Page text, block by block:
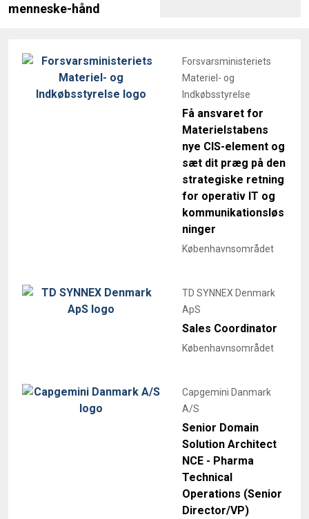
menneske-hånd
Forsvarsministeriets
Materiel- og
Indkøbsstyrelse
Få ansvaret for
Materielstabens
nye CIS-element og
sæt dit præg på den
strategiske retning
for operativ IT og
kommunikationsløs
ninger
Københavnsområdet
TD SYNNEX Denmark
ApS
Sales Coordinator
Københavnsområdet
Capgemini Danmark
A/S
Senior Domain
Solution Architect
NCE - Pharma
Technical
Operations (Senior
Director/VP)